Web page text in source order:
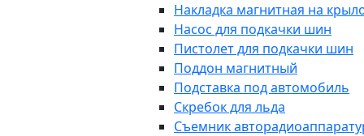
Накладка магнитная на
Насос для подкачки шин
Пистолет для подкачки шин
Поддон магнитный
Подставка под автомобиль
Скребок для льда
Съемник